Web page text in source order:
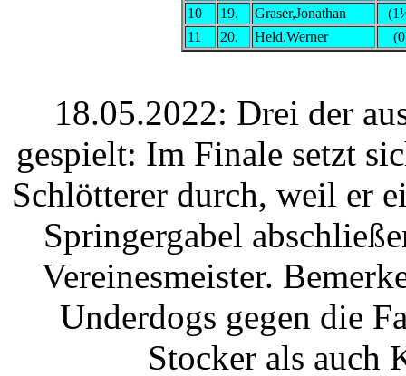
10
19. Graser,Jonathan
11
20. Held,Werner
18.05.2022: Drei der
gespielt: Im Finale setzt
Schlötterer durch, weil er
Springergabel
Vereinesmeister.
Underdogs gegen die
Stocker als auch